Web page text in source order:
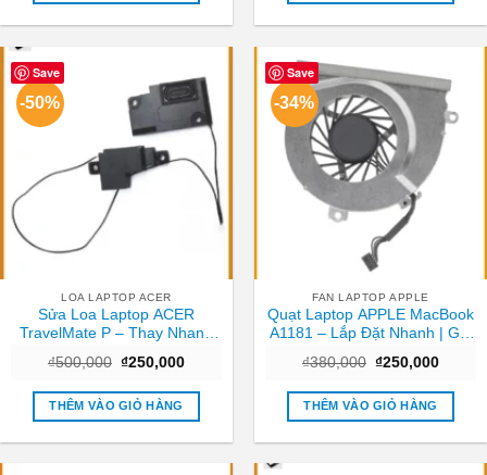
Save
-50%
LOA LAPTOP ACER
Sửa Loa Laptop ACER
TravelMate P – Thay Nhanh
Tốt
₫500,000 Giá
là:
₫500,000.
₫250,000Giá
tại
₫250,000.
THÊM VÀO GIỎ HÀNG
Save
-34%
FAN LAPTOP APPLE
Quạt Laptop APPLE MacBook
A1181 – Lắp Đặt Nhanh | Giá
₫380,000 Giá
là:
₫380,000.
₫250,000Giá
tại
THÊM VÀO GIỎ HÀNG